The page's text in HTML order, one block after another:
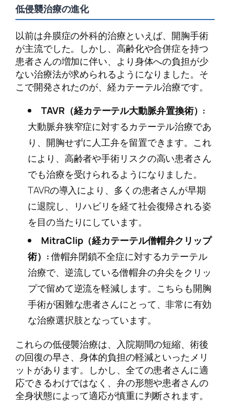
低侵襲治療の進化
以前は弁膜症の外科的治療といえば、開胸手術
が主流でした。しかし、高齢化や合併症を持つ
患者さんの増加に伴い、より身体への負担が少
ない治療法が求められるようになりました。そ
こで開発されたのが、経カテーテル治療です。
TAVR（経カテーテル大動脈弁置換術）:
大動脈弁狭窄症に対するカテーテル治療であ
り、開胸せずに人工弁を留置できます。これ
により、高齢者や手術リスクの高い患者さん
でも治療を受けられるようになりました。
TAVRの導入により、多くの患者さんが早期
に退院し、リハビリを経て社会復帰される姿
を目の当たりにしています。
MitraClip（経カテーテル僧帽弁クリップ
術）:僧帽弁閉鎖不全症に対するカテーテル
治療で、逆流している僧帽弁の弁尖をクリッ
プで留めて逆流を軽減します。こちらも開胸
手術が困難な患者さんにとって、非常に有効
な治療選択肢となっています。
これらの低侵襲治療は、入院期間の短縮、術後
の回復の早さ、身体的負担の軽減といったメリ
ットがあります。しかし、全ての患者さんに適
応できるわけではなく、弁の形態や患者さんの
全身状態によって適応が慎重に判断されます。